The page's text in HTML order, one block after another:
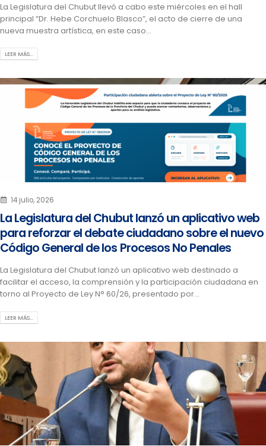
La Legislatura del Chubut llevó a cabo este miércoles en el hall
principal “Dr. Hebe Corchuelo Blasco”, el acto de cierre de una
nueva muestra artística, en este caso...
LEER MÁS…
14 julio, 2026
La Legislatura del Chubut lanzó un aplicativo web
para reforzar el debate ciudadano sobre el nuevo
Código General de los Procesos No Penales
La Legislatura del Chubut lanzó un aplicativo web destinado a
facilitar el acceso, la comprensión y la participación ciudadana en
torno al Proyecto de Ley N° 60/26, presentado por...
LEER MÁS…